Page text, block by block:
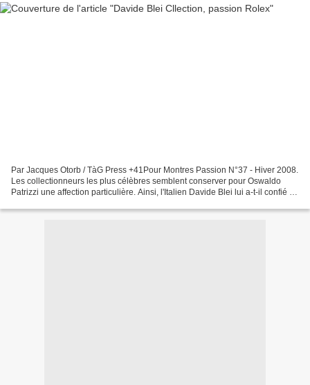
Par Jacques Otorb / TàG Press +41Pour Montres Passion N°37 - Hiver 2008.
Les collectionneurs les plus célèbres semblent conserver pour Oswaldo
Patrizzi une affection particulière. Ainsi, l'Italien Davide Blei lui a-t-il confié la